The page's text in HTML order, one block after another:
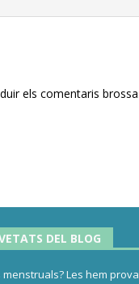
els comentaris
DEL BLOG
menstruals? Les hem